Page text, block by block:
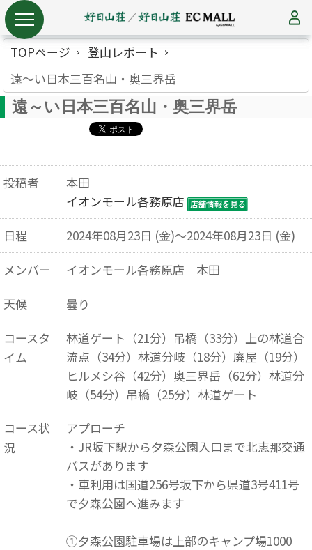
TOPページ
登山レポート
遠～い日本三百名山・奥三界岳
遠～い日本三百名山・奥三界岳
投稿者
本田
イオンモール各務原店
日程
2024年08月23日 (金)～2024年08月23日 (金)
メンバー
イオンモール各務原店 本田
天候
曇り
コースタ
イム
林道ゲート（21分）吊橋（33分）上の林道合
流点（34分）林道分岐（18分）廃屋（19分）
ヒルメシ谷（42分）奥三界岳（62分）林道分
岐（54分）吊橋（25分）林道ゲート
コース状
況
アプローチ
・JR坂下駅から夕森公園入口まで北恵那交通
バスがあります
・車利用は国道256号坂下から県道3号411号
で夕森公園へ進みます
①夕森公園駐車場は上部のキャンプ場1000